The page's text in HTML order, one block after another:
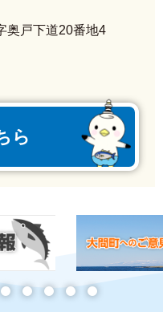
奥戸下道20番地4
ら